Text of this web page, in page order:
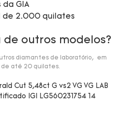
da GIA
de 2.000 quilates
de outros modelos?
diamantes de laboratório, em
até 20 quilates.